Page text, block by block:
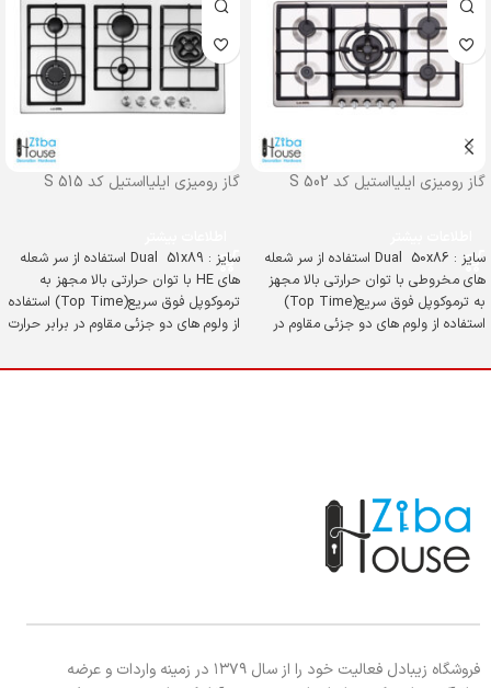
گاز رومیزی ایلیااستیل کد S 502
سایز : Dual 50x86 استفاده از سر شعله
های مخروطی با توان حرارتی بالا مجهز
به ترموکوپل فوق سریع(Top Time)
استفاده از ولوم های دو جزئی مقاوم در
زنگ
گاز رومیزی ایلیااستیل کد S 515
سایز : Dual 51x89 استفاده از سر شعله
های HE با توان حرارتی بالا مجهز به
ترموکوپل فوق سریع(Top Time) استفاده
از ولوم های دو جزئی مقاوم در برابر حرارت
فروشگاه زیبادل فعالیت خود را از سال ۱۳۷۹ در زمینه واردات و عرضه